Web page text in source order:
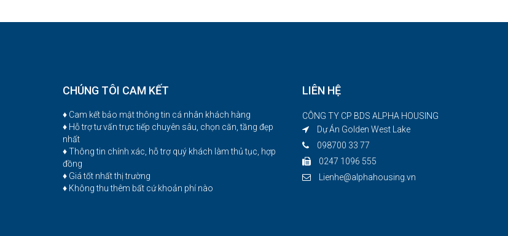
CHÚNG TÔI CAM KẾT
♦ Cam kết bảo mật thông tin cá nhân khách hàng
♦ Hỗ trợ tư vấn trực tiếp chuyên sâu, chọn căn, tầng đẹp
nhất
♦ Thông tin chính xác, hỗ trợ quý khách làm thủ tục, hợp
đồng
♦ Giá tốt nhất thị trường
♦ Không thu thêm bất cứ khoản phí nào
LIÊN HỆ
CÔNG TY CP BDS ALPHA HOUSING
Dự Án Golden West Lake
098700 33 77
0247 1096 555
Lienhe@alphahousing.vn